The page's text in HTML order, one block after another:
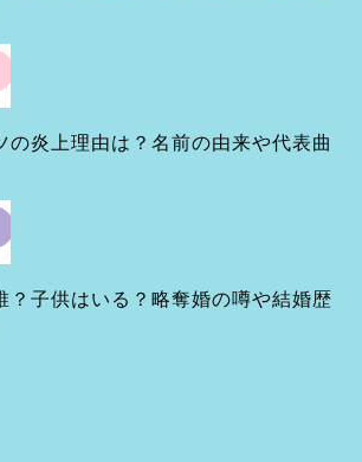
の炎上理由は？名前の由来や代表曲
？子供はいる？略奪婚の噂や結婚歴